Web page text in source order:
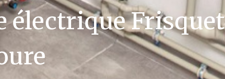
électrique Frisquet